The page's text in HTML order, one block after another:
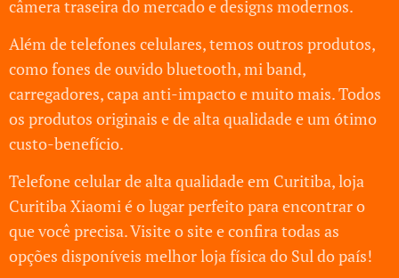
câmera traseira do mercado e designs modernos.
Além de telefones celulares, temos outros produtos,
como fones de ouvido bluetooth, mi band,
carregadores, capa anti-impacto e muito mais. Todos
os produtos originais e de alta qualidade e um ótimo
custo-benefício.
Telefone celular de alta qualidade em Curitiba, loja
Curitiba Xiaomi é o lugar perfeito para encontrar o
que você precisa. Visite o site e confira todas as
opções disponíveis melhor loja física do Sul do país!